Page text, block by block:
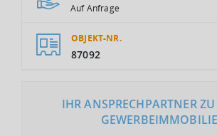
Auf Anfrage
OBJEKT-NR.
87092
IHR ANSPRECHPARTNER
GEWERBEIMMOBILIE